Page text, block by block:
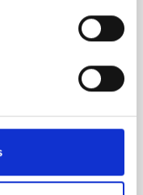
Centros del
sesión del
a la tesis”,
de Canarias
ciudadanía los
los